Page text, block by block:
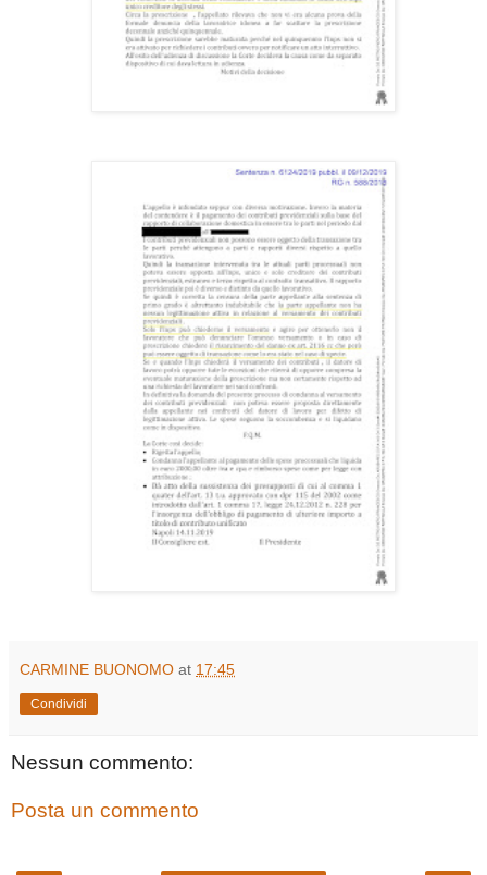
CARMINE BUONOMO at 17:45
Condividi
Nessun commento:
Posta un commento